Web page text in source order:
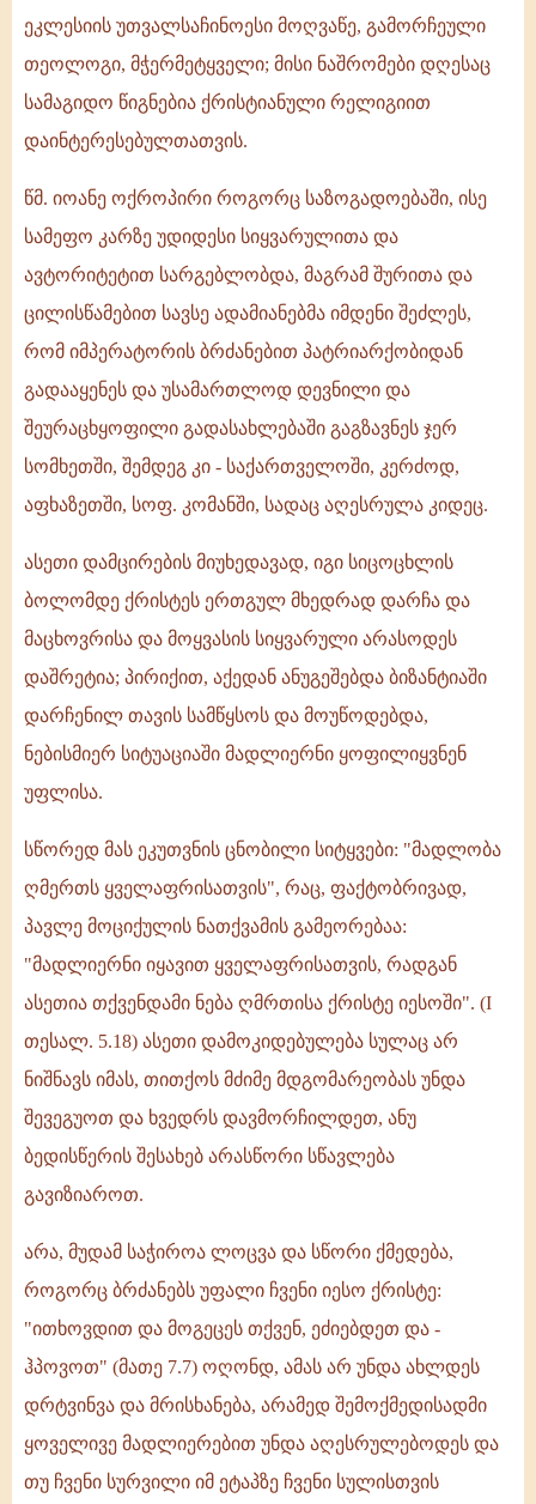
ეკლესიის უთვალსაჩინოესი მოღვაწე, გამორჩეული
თეოლოგი, მჭერმეტყველი; მისი ნაშრომები დღესაც
სამაგიდო წიგნებია ქრისტიანული რელიგიით
დაინტერესებულთათვის.
წმ. იოანე ოქროპირი როგორც საზოგადოებაში, ისე
სამეფო კარზე უდიდესი სიყვარულითა და
ავტორიტეტით სარგებლობდა, მაგრამ შურითა და
ცილისწამებით სავსე ადამიანებმა იმდენი შეძლეს,
რომ იმპერატორის ბრძანებით პატრიარქობიდან
გადააყენეს და უსამართლოდ დევნილი და
შეურაცხყოფილი გადასახლებაში გაგზავნეს ჯერ
სომხეთში, შემდეგ კი - საქართველოში, კერძოდ,
აფხაზეთში, სოფ. კომანში, სადაც აღესრულა კიდეც.
ასეთი დამცირების მიუხედავად, იგი სიცოცხლის
ბოლომდე ქრისტეს ერთგულ მხედრად დარჩა და
მაცხოვრისა და მოყვასის სიყვარული არასოდეს
დაშრეტია; პირიქით, აქედან ანუგეშებდა ბიზანტიაში
დარჩენილ თავის სამწყსოს და მოუწოდებდა,
ნებისმიერ სიტუაციაში მადლიერნი ყოფილიყვნენ
უფლისა.
სწორედ მას ეკუთვნის ცნობილი სიტყვები: "მადლობა
ღმერთს ყველაფრისათვის", რაც, ფაქტობრივად,
პავლე მოციქულის ნათქვამის გამეორებაა:
"მადლიერნი იყავით ყველაფრისათვის, რადგან
ასეთია თქვენდამი ნება ღმრთისა ქრისტე იესოში". (I
თესალ. 5.18) ასეთი დამოკიდებულება სულაც არ
ნიშნავს იმას, თითქოს მძიმე მდგომარეობას უნდა
შევეგუოთ და ხვედრს დავმორჩილდეთ, ანუ
ბედისწერის შესახებ არასწორი სწავლება
გავიზიაროთ.
არა, მუდამ საჭიროა ლოცვა და სწორი ქმედება,
როგორც ბრძანებს უფალი ჩვენი იესო ქრისტე:
"ითხოვდით და მოგეცეს თქვენ, ეძიებდეთ და -
ჰპოვოთ" (მათე 7.7) ოღონდ, ამას არ უნდა ახლდეს
დრტვინვა და მრისხანება, არამედ შემოქმედისადმი
ყოველივე მადლიერებით უნდა აღესრულებოდეს და
თუ ჩვენი სურვილი იმ ეტაპზე ჩვენი სულისთვის